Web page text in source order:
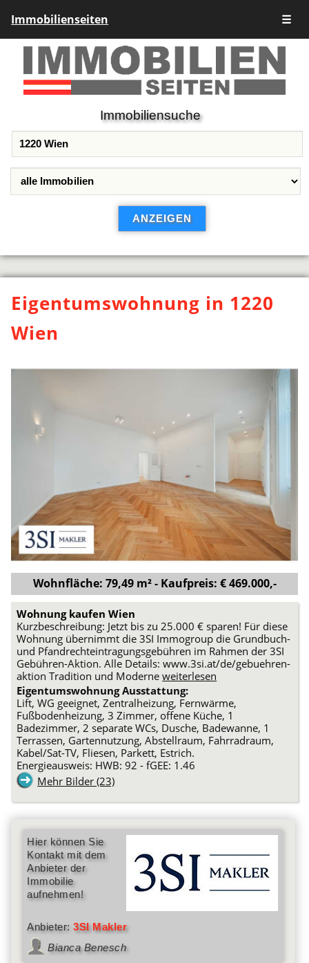
Immobilienseiten ☰
Immobiliensuche
Eigentumswohnung in 1220
Wien
Wohnfläche: 79,49 m² - Kaufpreis: € 469.000,-
Wohnung kaufen Wien
Kurzbeschreibung: Jetzt bis zu 25.000 € sparen! Für diese
Wohnung übernimmt die 3SI Immogroup die Grundbuch-
und Pfandrechteintragungsgebühren im Rahmen der 3SI
Gebühren-Aktion. Alle Details: www.3si.at/de/gebuehren-
aktion Tradition und Moderneweiterlesen
Eigentumswohnung Ausstattung:
Lift, WG geeignet, Zentralheizung, Fernwärme,
Fußbodenheizung, 3 Zimmer, offene Küche, 1
Badezimmer, 2 separate WCs, Dusche, Badewanne, 1
Terrassen, Gartennutzung, Abstellraum, Fahrradraum,
Kabel/Sat-TV, Fliesen, Parkett, Estrich.
Energieausweis: HWB: 92 - fGEE: 1.46
Mehr Bilder (23)
Hier können Sie
Kontakt mit dem
Anbieter der
Immobilie
aufnehmen!
Anbieter:3SI Makler
Bianca Benesch